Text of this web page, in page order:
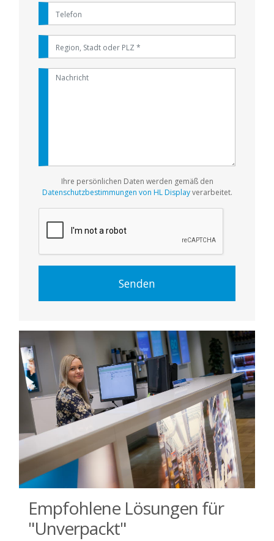
Ihre persönlichen Daten werden gemäß den
Datenschutzbestimmungen von HL Displayverarbeitet.
Senden
Empfohlene Lösungen für
"Unverpackt"